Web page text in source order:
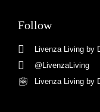
Follow
Livenza Living by
@LivenzaLiving
Livenza Living by